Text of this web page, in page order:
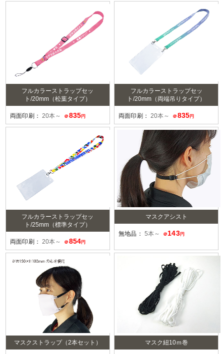
フルカラーストラップセッ
ト/20mm（松葉タイプ）
両面印刷： 20本～ ＠ 835円
フルカラーストラップセッ
ト/20mm（両端吊りタイプ）
両面印刷： 20本～ ＠ 835円
フルカラーストラップセッ
ト/25mm（標準タイプ）
両面印刷： 20本～ ＠ 854円
マスクアシスト
無地品： 5本～ ＠ 143円
マスクストラップ（2本セット） マスク紐10ｍ巻